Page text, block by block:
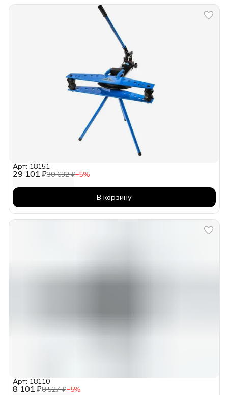
29 101 ₽30 632 ₽−5%
Арт: 18151
В корзину
8 101 ₽8 527 ₽−5%
Арт: 18110